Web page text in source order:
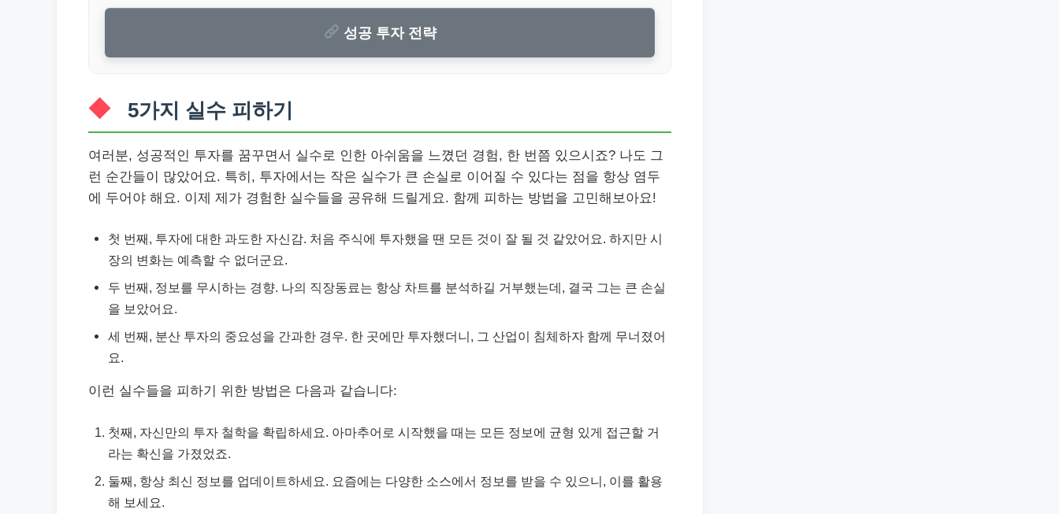
성공 투자 전략
5가지 실수 피하기
여러분, 성공적인 투자를 꿈꾸면서 실수로 인한 아쉬움을 느꼈던 경험, 한 번쯤 있으시죠? 나도 그
런 순간들이 많았어요. 특히, 투자에서는 작은 실수가 큰 손실로 이어질 수 있다는 점을 항상 염두
에 두어야 해요. 이제 제가 경험한 실수들을 공유해 드릴게요. 함께 피하는 방법을 고민해보아요!
첫 번째, 투자에 대한 과도한 자신감. 처음 주식에 투자했을 땐 모든 것이 잘 될 것 같았어요. 하지만 시
장의 변화는 예측할 수 없더군요.
두 번째, 정보를 무시하는 경향. 나의 직장동료는 항상 차트를 분석하길 거부했는데, 결국 그는 큰 손실
을 보았어요.
세 번째, 분산 투자의 중요성을 간과한 경우. 한 곳에만 투자했더니, 그 산업이 침체하자 함께 무너졌어
요.
이런 실수들을 피하기 위한 방법은 다음과 같습니다:
첫째, 자신만의 투자 철학을 확립하세요. 아마추어로 시작했을 때는 모든 정보에 균형 있게 접근할 거
라는 확신을 가졌었죠.
둘째, 항상 최신 정보를 업데이트하세요. 요즘에는 다양한 소스에서 정보를 받을 수 있으니, 이를 활용
해 보세요.